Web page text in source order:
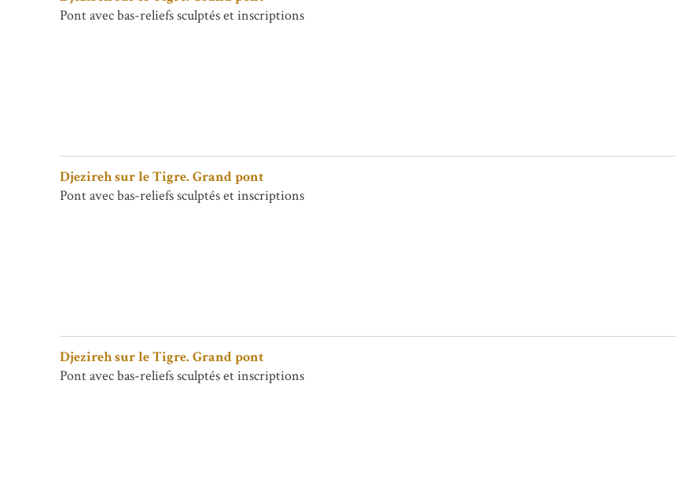
Pont avec bas-reliefs sculptés et inscriptions
Djezireh sur le Tigre. Grand pont
Pont avec bas-reliefs sculptés et inscriptions
Djezireh sur le Tigre. Grand pont
Pont avec bas-reliefs sculptés et inscriptions